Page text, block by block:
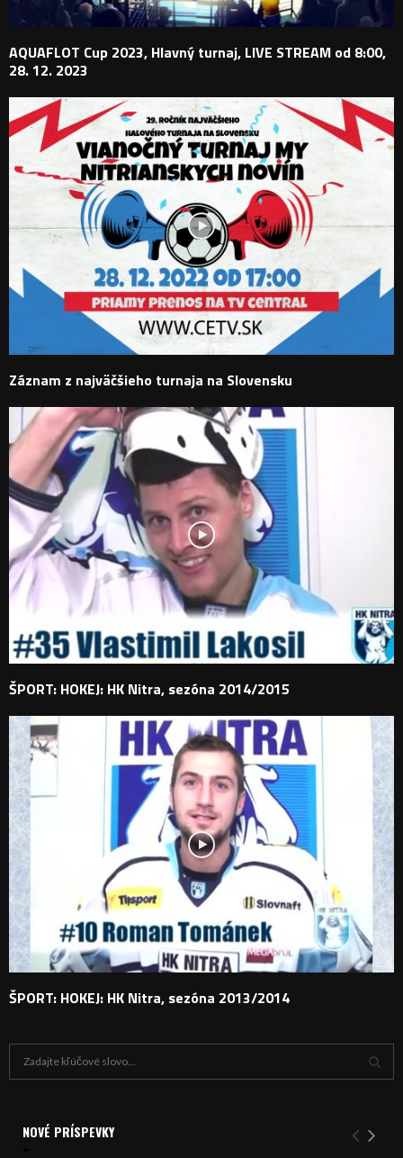
AQUAFLOT Cup 2023, Hlavný turnaj, LIVE STREAM od 8:00,
28. 12. 2023
Záznam z najväčšieho turnaja na Slovensku
ŠPORT: HOKEJ: HK Nitra, sezóna 2014/2015
ŠPORT: HOKEJ: HK Nitra, sezóna 2013/2014
Y
NOVÉ PRÍSPEVKY